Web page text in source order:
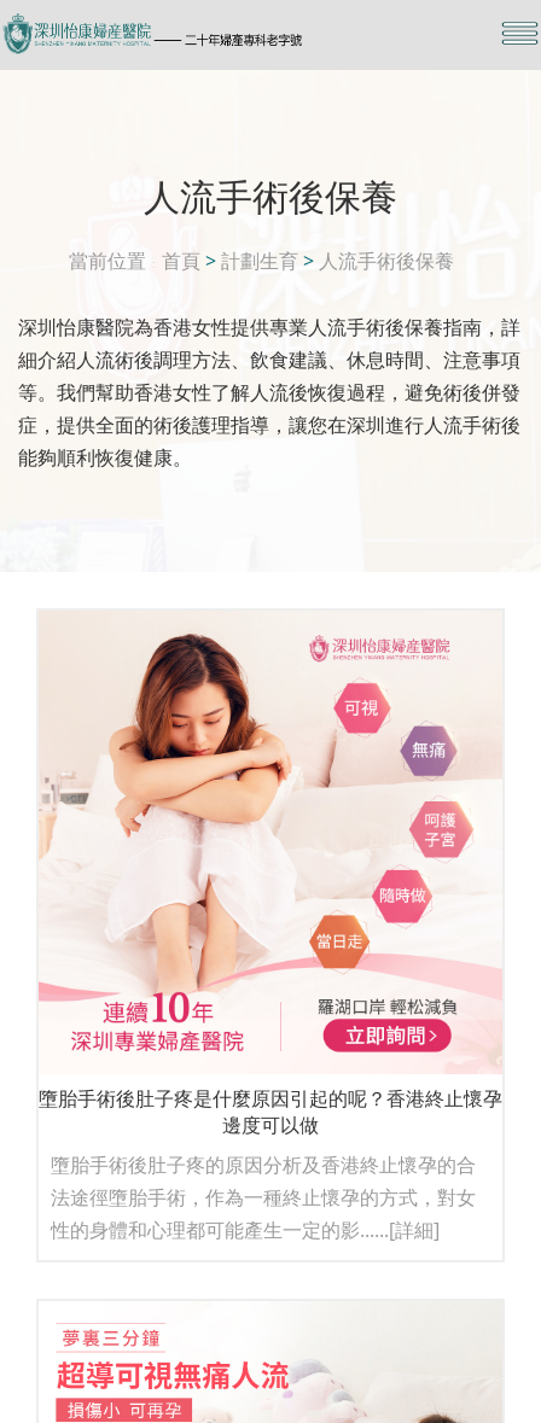
人流手術後保養
當前位置 首頁 >計劃生育> 人流手術後保養
深圳怡康醫院為香港女性提供專業人流手術後保養指南，詳
細介紹人流術後調理方法、飲食建議、休息時間、注意事項
等。我們幫助香港女性了解人流後恢復過程，避免術後併發
症，提供全面的術後護理指導，讓您在深圳進行人流手術後
能夠順利恢復健康。
墮胎手術後肚子疼是什麼原因引起的呢？香港終止懷孕
邊度可以做
墮胎手術後肚子疼的原因分析及香港終止懷孕的合
法途徑墮胎手術，作為一種終止懷孕的方式，對女
性的身體和心理都可能產生一定的影......[詳細]